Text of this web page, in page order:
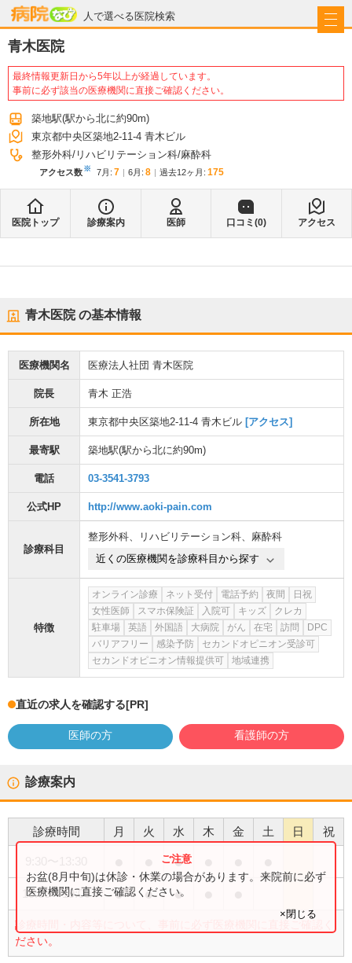
人で選べる医院検索
病院なび
青木医院
最終情報更新日から5年以上が経過しています。
事前に必ず該当の医療機関に直接ご確認ください。
築地駅(駅から北に約90m)
東京都中央区築地2-11-4 青木ビル
整形外科 リハビリテーション科 麻酔科
アクセス数※ 7月 : 7 6月 : 8 過去12ヶ月: 175
医院トップ 診療案内 医師 口コミ(0) アクセス
青木医院の基本情報
医療機関名 医療法人社団 青木医院
院長 青木 正浩
所在地 東京都中央区築地2-11-4 青木ビル [アクセス]
最寄駅 築地駅(駅から北に約90m)
電話 03-3541-3793
公式HP http://www.aoki-pain.com
診療科目
整形外科、 リハビリテーション科、 麻酔科
近くの医療機関を診療科目から探す
特徴
オンライン診療 ネット受付 電話予約 夜間
日祝
女性医師
スマホ保険証 入院可 キッズ
クレカ
駐車場
英語 外国語 大病院 がん 在宅 訪問
DPC
バリアフリー
感染予防
セカンドオピニオン受診可
セカンドオピニオン情報提供可
地域連携
直近の求人を確認する[PR]
医師の方 看護師の方
診療案内
診療時間 月 火 水 木 金 土 日 祝
●
15:00〜19:00 ● ● ●
診療時間・内容等について、事前に必ず医療機関に直接ご確認く
ださい。
お盆(8月中旬)は休診・休業の場合があります。来院前に必ず
医療機関に直接ご確認ください。
×閉じる